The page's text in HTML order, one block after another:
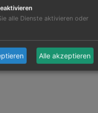
und Vertreter
Kraftstoffe
alle Dienste aktivieren oder
Alle akzeptieren